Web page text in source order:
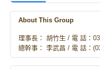
About This Group
理事長： 胡竹生 / 電 話：
總幹事： 李武昌 / 電 話：